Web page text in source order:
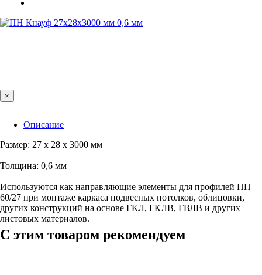
×
Описание
Размер: 27 х 28 х 3000 мм
Толщина: 0,6 мм
Используются как направляющие элементы для профилей ПП
60/27 при монтаже каркаса подвесных потолков, облицовки,
других конструкций на основе ГКЛ, ГКЛВ, ГВЛВ и других
листовых материалов.
С этим товаром рекомендуем